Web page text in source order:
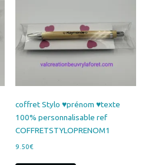
être
choisies
sur
la
du
produit
coffret Stylo ♥prénom ♥texte
100% personnalisable ref
COFFRETSTYLOPRENOM1
9.50€